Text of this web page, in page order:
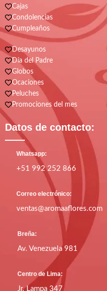
Cajas
Condolencias
Cumpleaños
Desayunos
Día del Padre
Globos
Ocaciones
Peluches
Promociones del mes
Datos de contacto:
Whatsapp:
+51 992 252 866
Correo electrónico:
ventas@aromaaflores.com
Breña:
Av. Venezuela 981
Centro de Lima:
Jr. Lampa 347